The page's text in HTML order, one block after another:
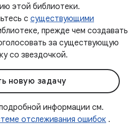
этой библиотеки.
с существующими
прежде чем создавать
за существующую
со звездочкой.
новую задачу
информации см.
отслеживания ошибок .